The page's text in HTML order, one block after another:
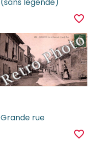
(sans légende)
favorite_border
Grande rue
favorite_border